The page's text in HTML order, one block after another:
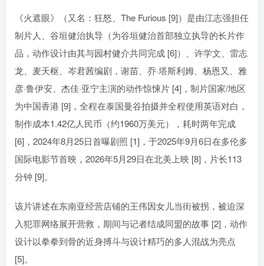
《火遮眼》（又名：狂怒、The Furious [9]）是由江志强担任
制片人、谷垣健治执导（为谷垣健治首部独立执导的长片作
品，动作设计由其与园村健介共同完成 [6]）、许学文、雷志
龙、麦天枢、岑君茜编剧，谢苗、乔·塔斯利姆、杨恩又、雅
彦·鲁伊安、杰佳·亚宁主演的动作惊悚片 [4]，制片国家/地区
为中国香港 [9]，全程在泰国曼谷拍摄并全程使用英语对白，
制作成本1.42亿人民币（约1960万美元），耗时两年完成
[6]，2024年8月25日首曝剧照 [1]，于2025年9月6日在多伦多
国际电影节首映，2026年5月29日在北美上映 [8]，片长113
分钟 [9]。
该片讲述在东南亚经营店铺的王伟因女儿当街被拐，被迫深
入犯罪网络展开营救，期间与记者结成同盟的故事 [2]，动作
设计以拳拳到骨的近身搏斗与设计精巧的多人混战为亮点
[5]。